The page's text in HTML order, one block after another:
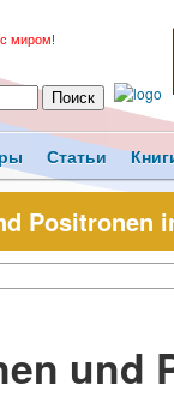
с миром!
Статьи
Positronen
und